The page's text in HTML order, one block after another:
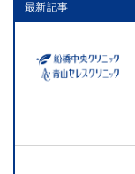
最新記事